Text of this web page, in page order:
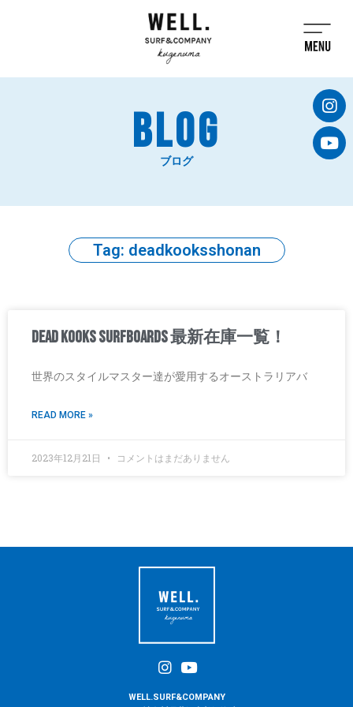
BLOG
ブログ
Tag: deadkooksshonan
DEAD KOOKS SURFBOARDS 最新在庫一覧！
世界のスタイルマスター達が愛用するオーストラリアバ
READ MORE »
2023年12月21日 コメントはまだありません
WELL.SURF&COMPANY